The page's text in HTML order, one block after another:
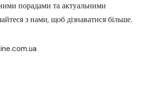
порадами та актуальними
з нами, щоб дізнаватися більше.